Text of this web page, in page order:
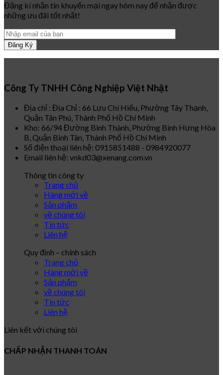
Đăng kí nhận tin khuyến mại ngay hôm nay để nhận được
những ưu đãi tốt nhất!
Công Ty TNHH Công Nghiệp Việt Nhật
Địa chỉ : Địa Chỉ : 66 Lưu Chí Hiếu, Phường Tây Thạnh,
Quận Tân Phú, Thành Phố Hồ Chí Minh
Kho: 66/94 Đường Bình Thành, Phường Bình Hưng Hòa
B, Quận Bình Tân, Thành Phố Hồ Chí Minh
Số điện thoại liên hệ: 0915851488 - 0984920077
Email liên hệ: vnkd03@xenang.com.vn
Thông tin công ty
Trang chủ
Hàng mới về
Sản phẩm
về chúng tôi
Tin tức
Liên hệ
Quy định – chính sách
Trang chủ
Hàng mới về
Sản phẩm
về chúng tôi
Tin tức
Liên hệ
Liên kết với chúng tôi
CHẤP NHẬN THANH TOÁN